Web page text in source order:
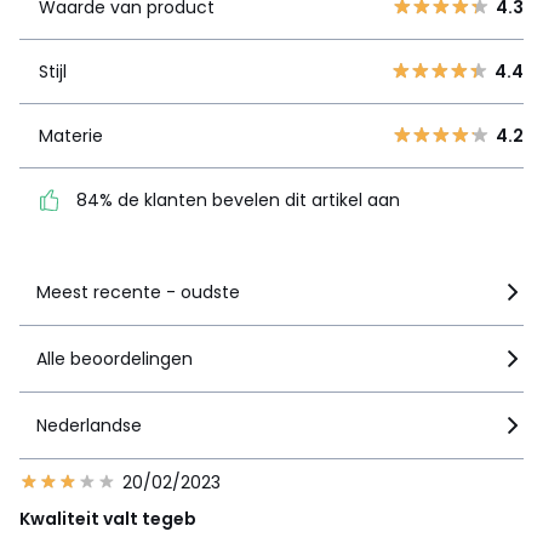
1
2 6
3
84% de klanten bevelen
dit artikel aan
Waarde van product 4.3
Stijl 4.4
Materie 4.2
84% de klanten bevelen dit artikel aan
Meest recente - oudste
Alle beoordelingen
Nederlandse
20/02/2023
Kwaliteit valt tegeb